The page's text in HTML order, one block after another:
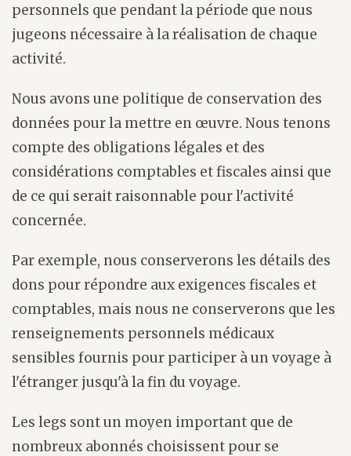
personnels que pendant la période que nous
jugeons nécessaire à la réalisation de chaque
activité.
Nous avons une politique de conservation des
données pour la mettre en œuvre. Nous tenons
compte des obligations légales et des
considérations comptables et fiscales ainsi que
de ce qui serait raisonnable pour l'activité
concernée.
Par exemple, nous conserverons les détails des
dons pour répondre aux exigences fiscales et
comptables, mais nous ne conserverons que les
renseignements personnels médicaux
sensibles fournis pour participer à un voyage à
l'étranger jusqu'à la fin du voyage.
Les legs sont un moyen important que de
nombreux abonnés choisissent pour se